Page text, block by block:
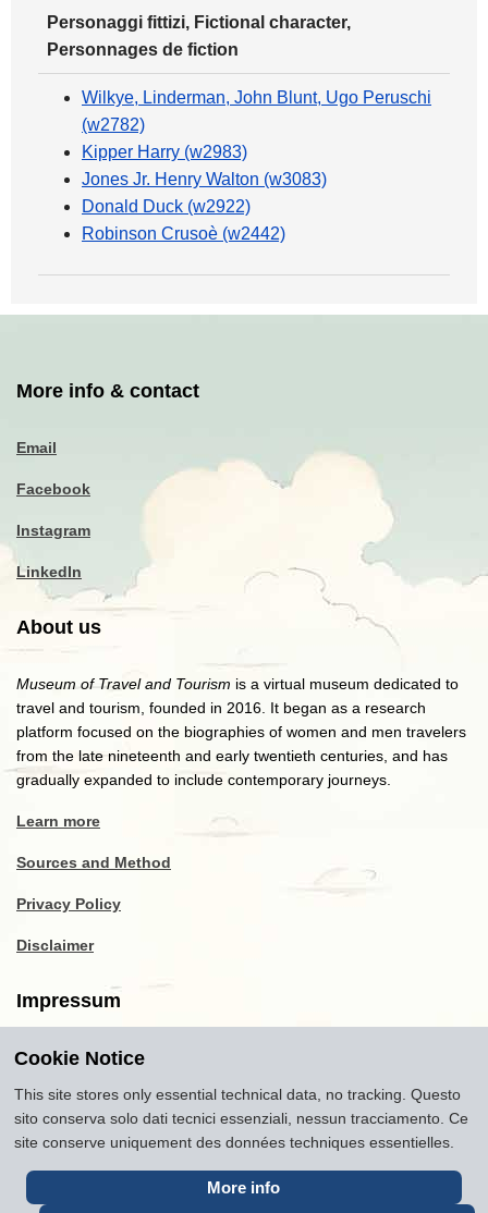
Personaggi fittizi, Fictional character,
Personnages de fiction
Wilkye, Linderman, John Blunt, Ugo Peruschi
(w2782)
Kipper Harry (w2983)
Jones Jr. Henry Walton (w3083)
Donald Duck (w2922)
Robinson Crusoè (w2442)
More info & contact
Email
Facebook
Instagram
LinkedIn
About us
Museum of Travel and Tourism is a virtual museum dedicated to
travel and tourism, founded in 2016. It began as a research
platform focused on the biographies of women and men travelers
from the late nineteenth and early twentieth centuries, and has
gradually expanded to include contemporary journeys.
Learn more
Sources and Method
Privacy Policy
Disclaimer
Impressum
Copyright2016-2026
museumoftravel.org"
InfoDeveloped bywww.rhpositive.net. IconsFont Awesome.
Translations Openai ChatGPT. Images Midjourney and ChatGPT,
unless otherwise specified
Cookie Notice
This site stores only essential technical data, no tracking. Questo
sito conserva solo dati tecnici essenziali, nessun tracciamento. Ce
site conserve uniquement des données techniques essentielles.
More info